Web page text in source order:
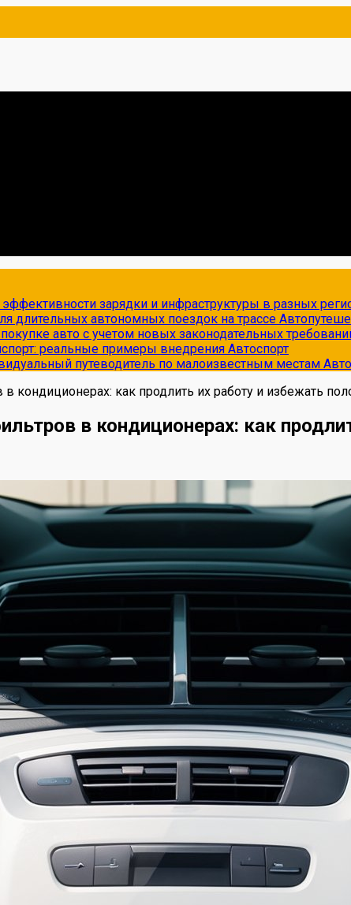
зарядки и инфраструктуры в разных
длительных автономных поездок на трассе
авто с учетом новых законодательных
реальные примеры внедрения Автоспорт
путеводитель по малоизвестным местам
кондиционерах: как продлить их работу и избежать
в кондиционерах: как